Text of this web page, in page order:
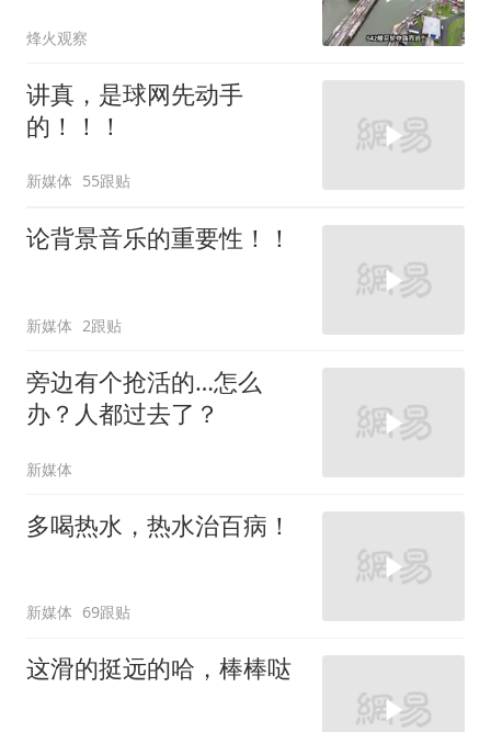
烽火观察
讲真，是球网先动手
的！！！
新媒体 55跟贴
论背景音乐的重要性！！
新媒体 2跟贴
旁边有个抢活的…怎么
办？人都过去了？
新媒体
多喝热水，热水治百病！
新媒体 69跟贴
这滑的挺远的哈，棒棒哒